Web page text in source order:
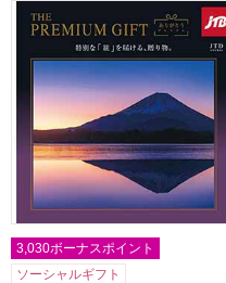
ありがとうプレミアム
3,030ボーナスポイント
ソーシャルギフト